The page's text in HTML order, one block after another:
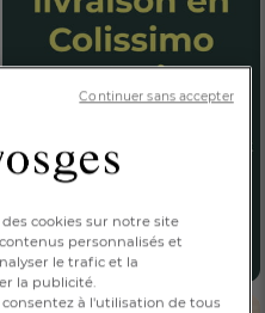
cookies sur notre site
personnalisés et
le trafic et la
la publicité.
consentez à l'utilisation de tous
Continuer sans accepter